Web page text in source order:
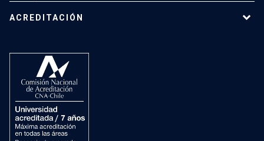
ACREDITACIÓN